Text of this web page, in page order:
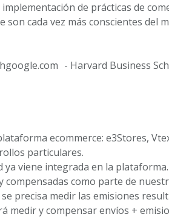
de prácticas de
son cada vez más conscientes del
- Harvard Business
ecommerce: e3Stores,
particulares.
ya viene integrada en la
compensadas como parte de
precisa medir las emisiones
medir y compensar envíos +